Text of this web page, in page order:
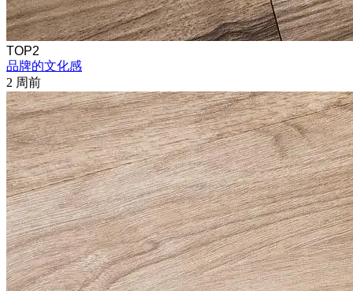
TOP2
品牌的文化感
2 周前